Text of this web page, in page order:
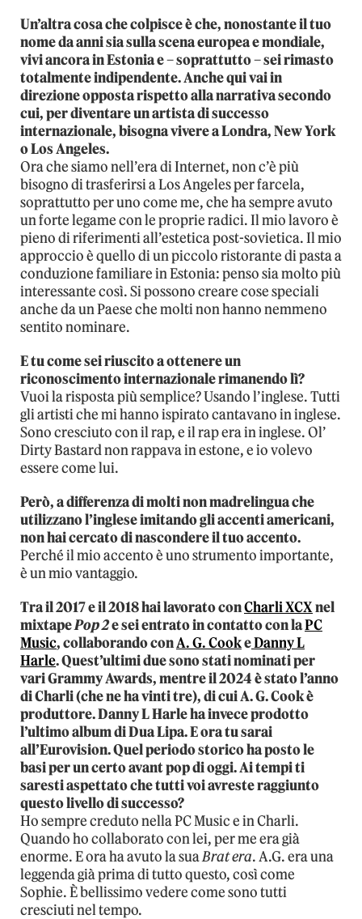
Un’altra cosa che colpisce è che, nonostante il tuo
nome da anni sia sulla scena europea e mondiale,
vivi ancora in Estonia e – soprattutto – sei rimasto
totalmente indipendente. Anche qui vai in
direzione opposta rispetto alla narrativa secondo
cui, per diventare un artista di successo
internazionale, bisogna vivere a Londra, New York
o Los Angeles.
Ora che siamo nell’era di Internet, non c’è più
bisogno di trasferirsi a Los Angeles per farcela,
soprattutto per uno come me, che ha sempre avuto
un forte legame con le proprie radici. Il mio lavoro è
pieno di riferimenti all’estetica post-sovietica. Il mio
approccio è quello di un piccolo ristorante di pasta a
conduzione familiare in Estonia: penso sia molto più
interessante così. Si possono creare cose speciali
anche da un Paese che molti non hanno nemmeno
sentito nominare.
E tu come sei riuscito a ottenere un
riconoscimento internazionale rimanendo lì?
Vuoi la risposta più semplice? Usando l’inglese. Tutti
gli artisti che mi hanno ispirato cantavano in inglese.
Sono cresciuto con il rap, e il rap era in inglese. Ol’
Dirty Bastard non rappava in estone, e io volevo
essere come lui.
Però, a differenza di molti non madrelingua che
utilizzano l’inglese imitando gli accenti americani,
non hai cercato di nascondere il tuo accento.
Perché il mio accento è uno strumento importante,
è un mio vantaggio.
Tra il 2017 e il 2018 hai lavorato conCharli XCXnel
mixtapePop 2e sei entrato in contatto con laPC
Music, collaborando conA. G. CookeDanny L
Harle. Quest’ultimi due sono stati nominati per
vari Grammy Awards, mentre il 2024 è stato l’anno
di Charli (che ne ha vinti tre), di cui A. G. Cook è
produttore. Danny L Harle ha invece prodotto
l’ultimo album di Dua Lipa. E ora tu sarai
all’Eurovision. Quel periodo storico ha posto le
basi per un certo avant pop di oggi. Ai tempi ti
saresti aspettato che tutti voi avreste raggiunto
questo livello di successo?
Ho sempre creduto nella PC Music e in Charli.
Quando ho collaborato con lei, per me era già
enorme. E ora ha avuto la suaBrat era. A.G. era una
leggenda già prima di tutto questo, così come
Sophie. È bellissimo vedere come sono tutti
cresciuti nel tempo.